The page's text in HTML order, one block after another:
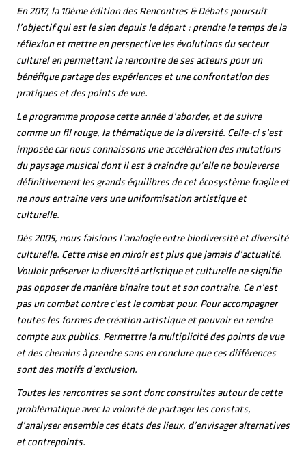
En 2017, la 10ème édition des Rencontres & Débats poursuit
l’objectif qui est le sien depuis le départ : prendre le temps de la
réflexion et mettre en perspective les évolutions du secteur
culturel en permettant la rencontre de ses acteurs pour un
bénéfique partage des expériences et une confrontation des
pratiques et des points de vue.
Le programme propose cette année d’aborder, et de suivre
comme un fil rouge, la thématique de la diversité. Celle-ci s’est
imposée car nous connaissons une accélération des mutations
du paysage musical dont il est à craindre qu’elle ne bouleverse
définitivement les grands équilibres de cet écosystème fragile et
ne nous entraîne vers une uniformisation artistique et
culturelle.
Dès 2005, nous faisions l’analogie entre biodiversité et diversité
culturelle. Cette mise en miroir est plus que jamais d’actualité.
Vouloir préserver la diversité artistique et culturelle ne signifie
pas opposer de manière binaire tout et son contraire. Ce n’est
pas un combat contre c’est le combat pour. Pour accompagner
toutes les formes de création artistique et pouvoir en rendre
compte aux publics. Permettre la multiplicité des points de vue
et des chemins à prendre sans en conclure que ces différences
sont des motifs d’exclusion.
Toutes les rencontres se sont donc construites autour de cette
problématique avec la volonté de partager les constats,
d’analyser ensemble ces états des lieux, d’envisager alternatives
et contrepoints.